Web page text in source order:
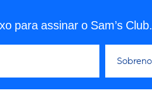
para assinar o Sam’s Club.